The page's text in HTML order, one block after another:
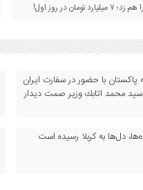
در روز اول!
پاکستان با حضور در سفارت ایران
سيد محمد اتابك وزير صمت ديدار
دل‌ها به کربلا رسیده است